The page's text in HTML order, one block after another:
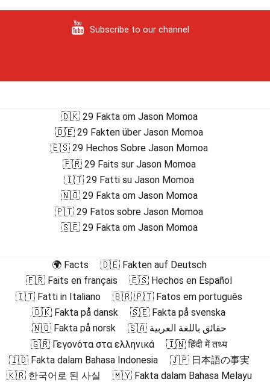
Subscribe to our channel
🇩🇰 29 Fakta om Jason Momoa
🇩🇪 29 Fakten über Jason Momoa
🇪🇸 29 Hechos Sobre Jason Momoa
🇫🇷 29 Faits sur Jason Momoa
🇮🇹 29 Fatti su Jason Momoa
🇳🇴 29 Fakta om Jason Momoa
🇵🇹 29 Fatos sobre Jason Momoa
🇸🇪 29 Fakta om Jason Momoa
🌍 Facts
🇩🇪 Fakten auf Deutsch
🇫🇷 Faits en français
🇪🇸 Hechos en Español
🇮🇹 Fatti in Italiano
🇧🇷 🇵🇹 Fatos em português
🇩🇰 Fakta på dansk
🇸🇪 Fakta på svenska
🇳🇴 Fakta på norsk
🇸🇦 حقائق باللغة العربية
🇬🇷 Γεγονότα στα ελληνικά
🇮🇳 हिंदी में तथ्य
🇮🇩 Fakta dalam Bahasa Indonesia
🇯🇵 日本語の事実
🇰🇷 한국어로 된 사실
🇲🇾 Fakta dalam Bahasa Melayu